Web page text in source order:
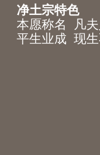
净土宗特色
本愿称名 凡
平生业成 现